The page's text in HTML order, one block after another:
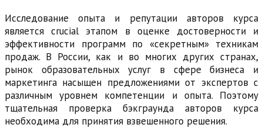
Исследование опыта и репутации авторов курса
является crucial этапом в оценке достоверности и
эффективности программ по «секретным» техникам
продаж. В России, как и во многих других странах,
рынок образовательных услуг в сфере бизнеса и
маркетинга насыщен предложениями от экспертов с
различным уровнем компетенции и опыта. Поэтому
тщательная проверка бэкграунда авторов курса
необходима для принятия взвешенного решения.